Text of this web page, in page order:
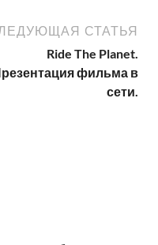
СТАТЬЯ
Ride The Planet.
фильма в
сети.